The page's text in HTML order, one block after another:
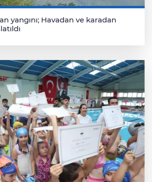
yangını; Havadan ve karadan